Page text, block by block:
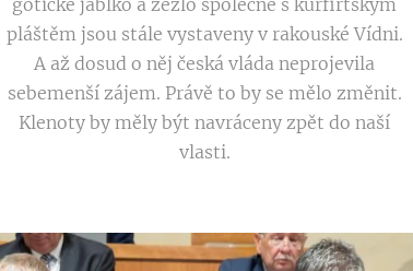
gotické jablko a žezlo společně s kurfiřtským
pláštěm jsou stále vystaveny v rakouské Vídni.
A až dosud o něj česká vláda neprojevila
sebemenší zájem. Právě to by se mělo změnit.
Klenoty by měly být navráceny zpět do naší
vlasti.